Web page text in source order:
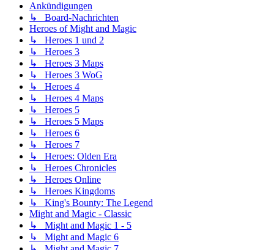
Ankündigungen
↳ Board-Nachrichten
Heroes of Might and Magic
↳ Heroes 1 und 2
↳ Heroes 3
↳ Heroes 3 Maps
↳ Heroes 3 WoG
↳ Heroes 4
↳ Heroes 4 Maps
↳ Heroes 5
↳ Heroes 5 Maps
↳ Heroes 6
↳ Heroes 7
↳ Heroes: Olden Era
↳ Heroes Chronicles
↳ Heroes Online
↳ Heroes Kingdoms
↳ King's Bounty: The Legend
Might and Magic - Classic
↳ Might and Magic 1 - 5
↳ Might and Magic 6